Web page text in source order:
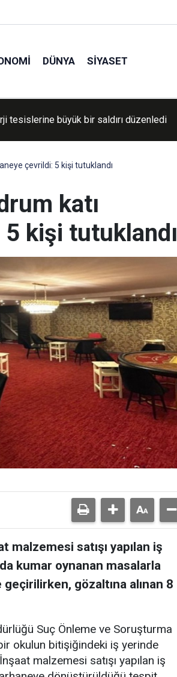
DÜNYA SIYASET
Yılmaz, İZOTO'yu ziyaret etti
çevrildi: 5 kişi tutuklandı
katı
kişi tutuklandı
satışı yapılan iş
kumar oynanan masalarla
gözaltına alınan 8
Suç Önleme ve Soruşturma
okulun bitişiğindeki iş yerinde
malzemesi satışı yapılan iş